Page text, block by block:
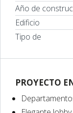
Año de
Edificio
Tipo de
PROYECTO